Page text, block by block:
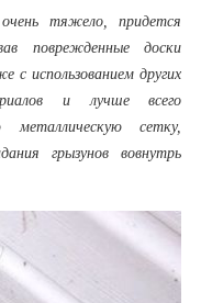
тяжело, придется
поврежденные доски
с использованием других
и лучше всего
металлическую сетку,
грызунов вовнутрь